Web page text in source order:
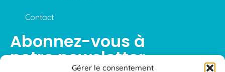
Gérer le consentement
Contact
Abonnez-vous à
notre newsletter